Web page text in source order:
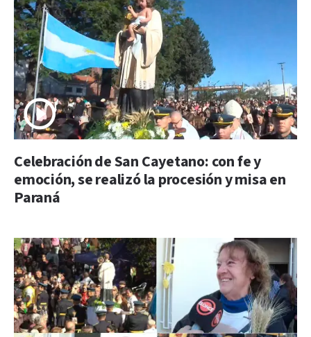
Celebración de San Cayetano: con fe y
emoción, se realizó la procesión y misa en
Paraná